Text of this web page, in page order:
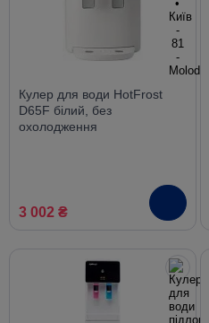
Кулер для води HotFrost
D65F білий, без
охолодження
3 002 ₴